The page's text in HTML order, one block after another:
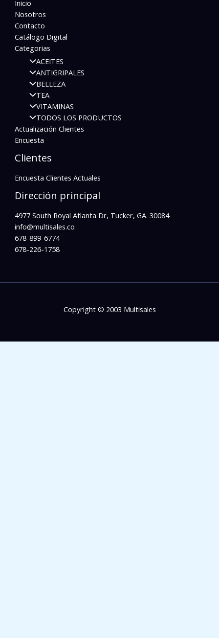
Inicio
Nosotros
Contacto
Catálogo Digital
Categorias
ACEITES
ANTIGRIPALES
BELLEZA
TEA
VITAMINAS
TODOS LOS PRODUCTOS
Actualización Clientes
Encuesta
Clientes
Encuesta Clientes Actuales
Dirección principal
4977 South Royal Atlanta Dr, Tucker, GA. 30084
info@multisales.co​
678-899-6774
678-226-1758
Copyright © 2003 Multisales